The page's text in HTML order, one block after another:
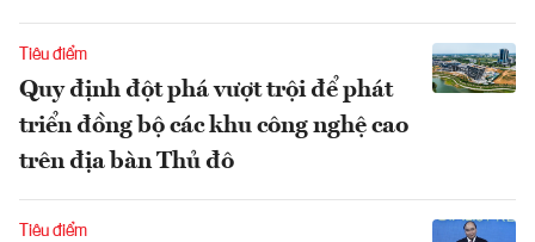
Tiêu điểm
Quy định đột phá vượt trội để phát
triển đồng bộ các khu công nghệ cao
trên địa bàn Thủ đô
Tiêu điểm